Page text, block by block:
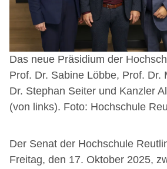
Das neue Präsidium der
Prof. Dr. Sabine Löbbe, Prof. Dr.
Dr. Stephan Seiter und Kanzler
(von links). Foto: Hochschule
Der Senat der Hochschule
Freitag, den 17. Oktober 2025,